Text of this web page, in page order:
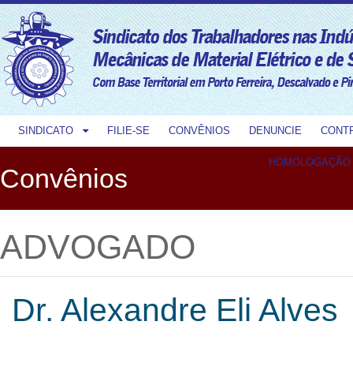
SINDICATO FILIE-SE CONVÊNIOS DENUNCIE
HOMOLOGAÇÃO
Convênios
ADVOGADO
Dr. Alexandre Eli Alves